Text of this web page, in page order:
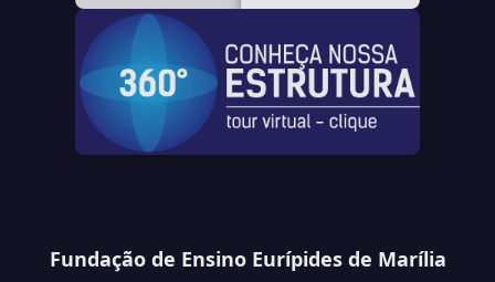
Fundação de Ensino Eurípides de Marília